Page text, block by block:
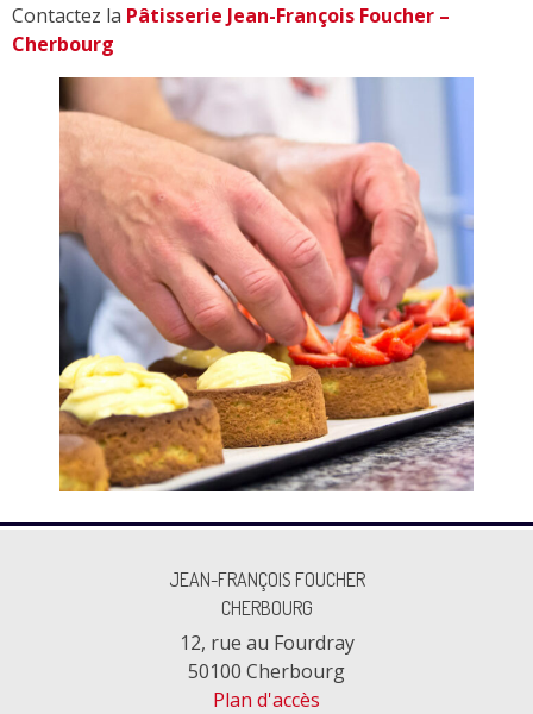
Contactez la Pâtisserie Jean-François Foucher –
Cherbourg
JEAN-FRANÇOIS FOUCHER
CHERBOURG
12, rue au Fourdray
50100 Cherbourg
Plan d'accès